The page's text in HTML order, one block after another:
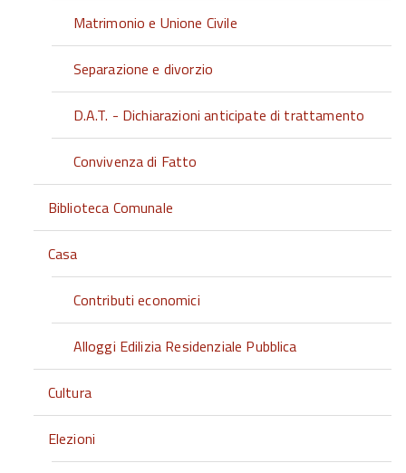
Matrimonio e Unione Civile
Separazione e divorzio
D.A.T. - Dichiarazioni anticipate di trattamento
Convivenza di Fatto
Biblioteca Comunale
Casa
Contributi economici
Alloggi Edilizia Residenziale Pubblica
Cultura
Elezioni